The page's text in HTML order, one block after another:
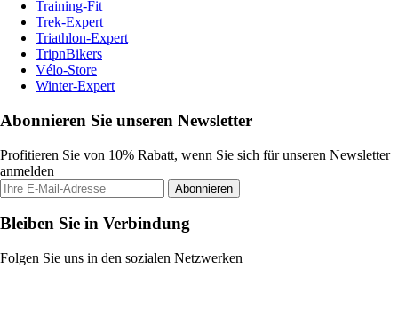
Training-Fit
Trek-Expert
Triathlon-Expert
TripnBikers
Vélo-Store
Winter-Expert
Abonnieren Sie unseren Newsletter
Profitieren Sie von 10% Rabatt, wenn Sie sich für unseren Newsletter
anmelden
Abonnieren
Bleiben Sie in Verbindung
Folgen Sie uns in den sozialen Netzwerken